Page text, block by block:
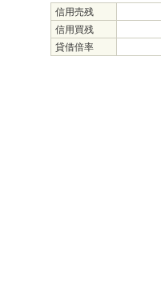
信用売残
信用買残
貸借倍率